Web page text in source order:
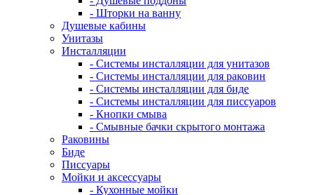
- Шторки на ванну
Душевые кабины
Унитазы
Инсталляции
- Системы инсталляции для унитазов
- Системы инсталляции для раковин
- Системы инсталляции для биде
- Системы инсталляции для писсуаров
- Кнопки смыва
- Смывные бачки скрытого монтажа
Раковины
Биде
Писсуары
Мойки и аксессуары
- Кухонные мойки